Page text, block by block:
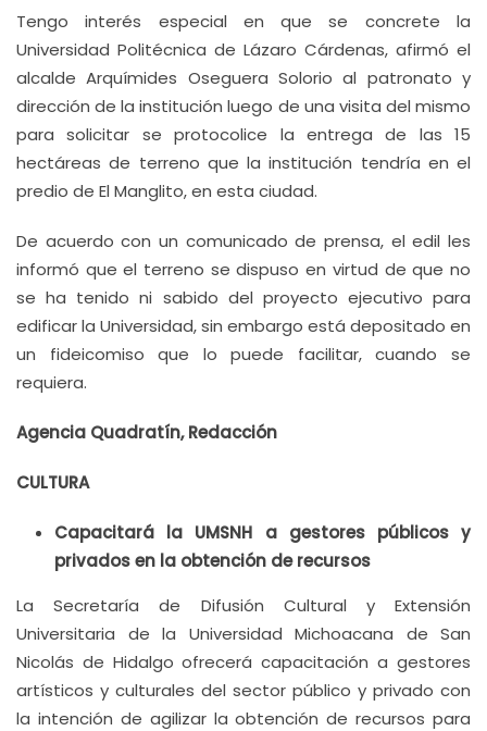
Tengo interés especial en que se concrete la
Universidad Politécnica de Lázaro Cárdenas, afirmó el
alcalde Arquímides Oseguera Solorio al patronato y
dirección de la institución luego de una visita del mismo
para solicitar se protocolice la entrega de las 15
hectáreas de terreno que la institución tendría en el
predio de El Manglito, en esta ciudad.
De acuerdo con un comunicado de prensa, el edil les
informó que el terreno se dispuso en virtud de que no
se ha tenido ni sabido del proyecto ejecutivo para
edificar la Universidad, sin embargo está depositado en
un fideicomiso que lo puede facilitar, cuando se
requiera.
Agencia Quadratín, Redacción
CULTURA
Capacitará la UMSNH a gestores públicos y
privados en la obtención de recursos
La Secretaría de Difusión Cultural y Extensión
Universitaria de la Universidad Michoacana de San
Nicolás de Hidalgo ofrecerá capacitación a gestores
artísticos y culturales del sector público y privado con
la intención de agilizar la obtención de recursos para